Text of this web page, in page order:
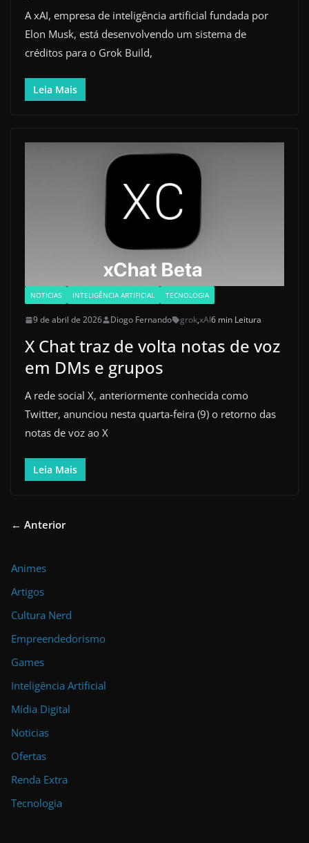
A xAI, empresa de inteligência artificial fundada por
Elon Musk, está desenvolvendo um sistema de
créditos para o Grok Build,
Leia Mais
NOTICIAS INTELIGÊNCIA ARTIFICIAL TECNOLOGIA
9 de abril de 2026 Diogo Fernando grok,xAI6 min Leitura
X Chat traz de volta notas de voz
em DMs e grupos
A rede social X, anteriormente conhecida como
Twitter, anunciou nesta quarta-feira (9) o retorno das
notas de voz ao X
Leia Mais
← Anterior
Animes
Artigos
Cultura Nerd
Empreendedorismo
Games
Inteligência Artificial
Mídia Digital
Noticias
Ofertas
Renda Extra
Tecnologia